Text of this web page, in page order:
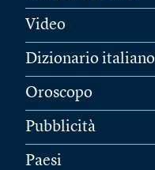
Video
Dizionario italiano
Oroscopo
Pubblicità
Paesi